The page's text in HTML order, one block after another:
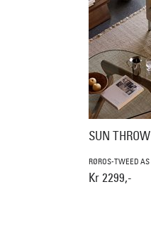
SUN THROW
RØROS-TWEED AS
Kr 2299,-